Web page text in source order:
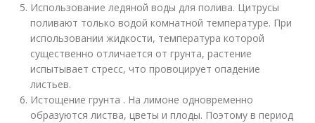
Использование ледяной воды для полива. Цитрусы
поливают только водой комнатной температуре. При
использовании жидкости, температура которой
существенно отличается от грунта, растение
испытывает стресс, что провоцирует опадение
листьев.
Истощение грунта . На лимоне одновременно
образуются листва, цветы и плоды. Поэтому в период